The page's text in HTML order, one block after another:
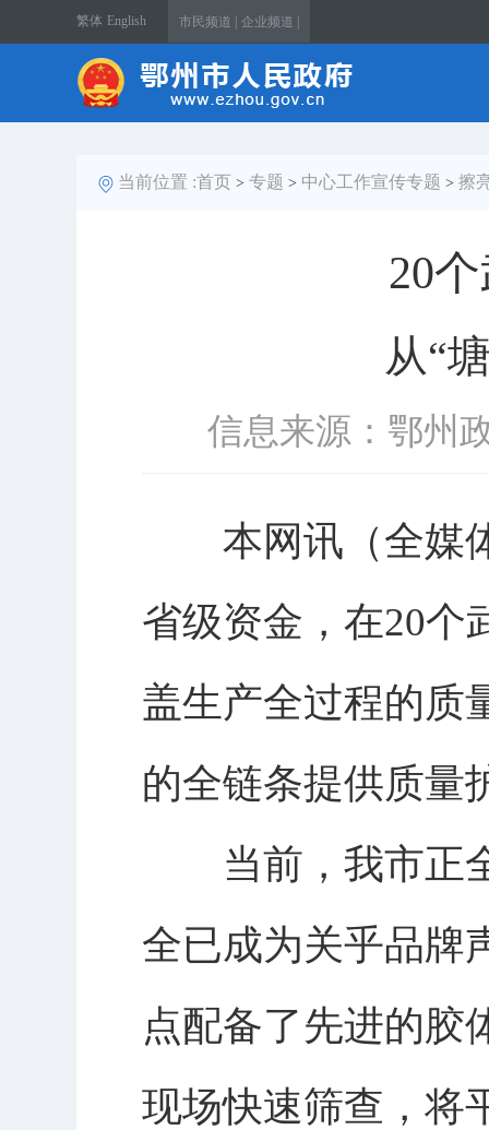
繁体 English 市民频道 | 企业频道 |
当前位置 :首页 > 专题 > 中心工作宣传专题 > 擦
20
从“
信息来源：鄂州
本网讯（全媒体
省级资金，在20个
盖生产全过程的质
的全链条提供质量
当前，我市正全
全已成为关乎品牌
点配备了先进的胶
现场快速筛查，将